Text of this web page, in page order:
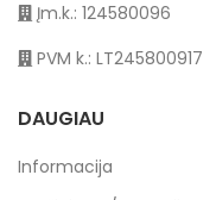
Įm.k.: 124580096
PVM k.: LT245800917
DAUGIAU
Informacija